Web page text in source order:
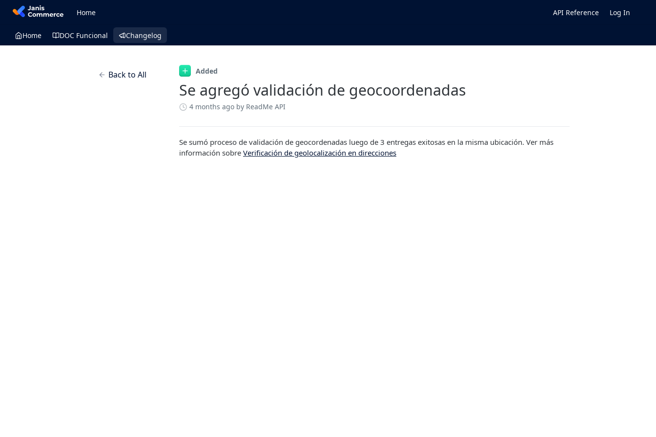
Home API Reference Log In
Home DOC Funcional Changelog
Back to All Added
Se agregó validación de geocoordenadas
4 months ago by ReadMe API
Se sumó proceso de validación de geocordenadas luego de 3 entregas exitosas en la misma ubicación. Ver más
información sobre Verificación de geolocalización en direcciones